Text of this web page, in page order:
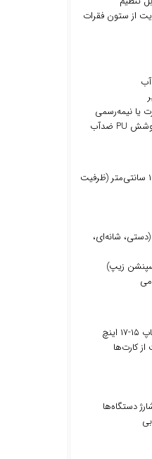
از ستون فقرات
یا نیمه‌رسمی
: ۴۵ × ۳۰ × ۱۵ سانتی‌متر (ظرفیت
شانه‌ای،
زیپ)
دستگاه‌ها